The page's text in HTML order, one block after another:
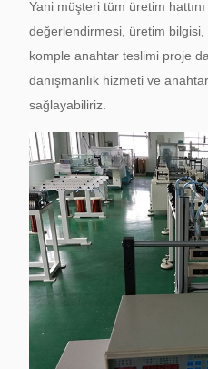
Yani müşteri tüm üretim
değerlendirmesi, üretim
komple anahtar teslimi proje
danışmanlık hizmeti ve
sağlayabiliriz.